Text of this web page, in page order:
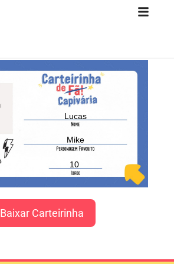
Lucas
Mike
10
Baixar Carteirinha